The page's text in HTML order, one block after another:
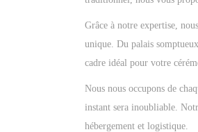
Grâce à notre expertise,
unique. Du palais
cadre idéal pour votre
Nous nous occupons de
instant sera inoubliable.
hébergement et logistique.